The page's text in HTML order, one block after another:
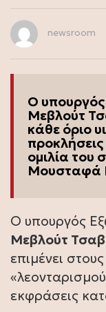
newsroom
Ο
Μεβλούτ
κάθε όριο
ομιλία του
Μουσταφά
Ο υπουργός
Μεβλούτ
επιμένει
εκφράσεις